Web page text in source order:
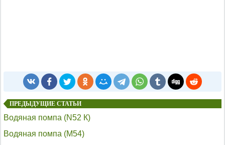
ПРЕДЫДУЩИЕ СТАТЬИ
Водяная помпа (N52 К)
Водяная помпа (М54)